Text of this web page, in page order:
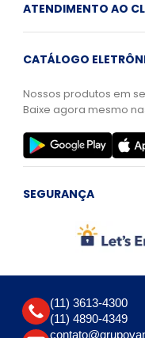
ATENDIMENTO AO
CATÁLOGO
Nossos produtos em
Baixe agora mesmo
SEGURANÇA
(11) 3613-4300
(11) 4890-4349